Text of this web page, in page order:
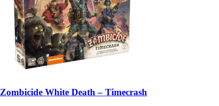
Zombicide White Death – Timecrash